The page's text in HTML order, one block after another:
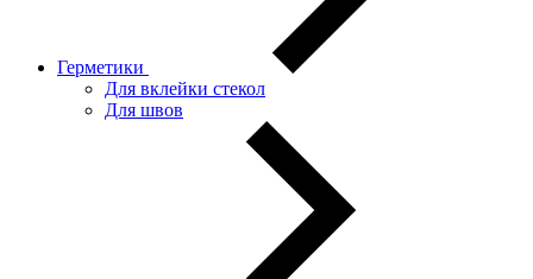
Герметики
Для вклейки стекол
Для швов